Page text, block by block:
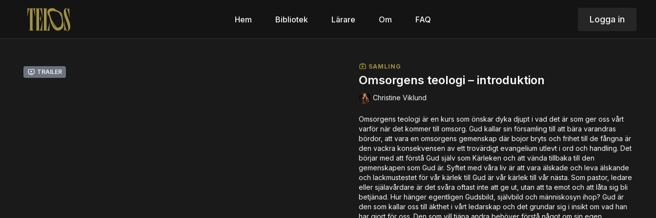
Hem Bibliotek Lärare Om FAQ Logga in
Trailer
SAMLING
Omsorgens teologi – introduktion
Christine Viklund
Omsorgens teologi är en kurs som önskar dyka djupt i vad det är som ger oss vårt
varför när det kommer till omsorg. Gud kallar sin församling till att bära varandras
bördor, att vara en omsorgens gemenskap där bojor bryts och frihet till de fångna är
den vackra konsekvensen av ett trovärdigt evangelium utlevt i ord och handling. Det
börjar med att förstå Gud själv som Kärleken och att vända tillbaka till den
gemenskapen som Gud är. Syftet med våra liv är att vara älskade och leva älskande
och lackmustestet för vår kärlek till Gud är vår kärlek till vår nästa. Som pastor, ledare
eller själavårdare är det svåra oftast inte att ge ut, utan att ta emot och att låta sig bli
betjänad. Hur hänger egentligen Gudsbild, självbild och människosyn ihop? Gud är
den som kallar oss till äkthet i vårt ledarskap och det grundar sig i insikt om vad han
har gjort för oss. Den som vill tjäna andra behöver förstå något om sin egen